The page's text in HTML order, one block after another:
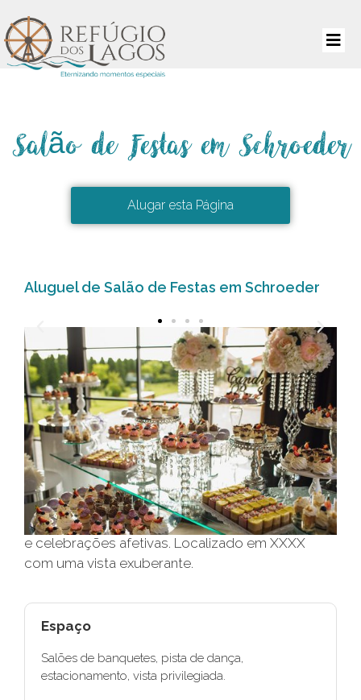
Salão de Festas em Schroeder
Alugar esta Página
Aluguel de Salão de Festas em Schroeder
Locação a partir de
R$ Consulte
Capacidade
XXX convidados
O Salão XXXXX é o local perfeito para o seu
grande dia. Único, amplo e encantador, capaz de
proporcionar total conforto para os anfitriões e
experiências incríveis para os convidados. O
XXXXX é um salão de festas destinado a XXXXX
e celebrações afetivas. Localizado em XXXX
com uma vista exuberante.
Espaço
Salões de banquetes, pista de dança,
estacionamento, vista privilegiada.